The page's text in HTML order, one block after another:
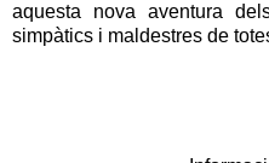
aquesta nova aventura
simpàtics i maldestres de